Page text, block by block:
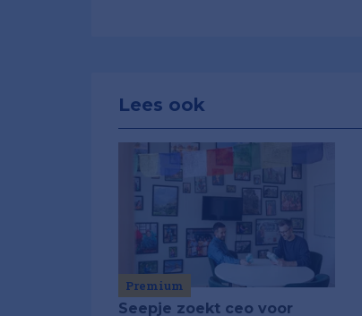
Lees ook
Premium
Seepje zoekt ceo voor